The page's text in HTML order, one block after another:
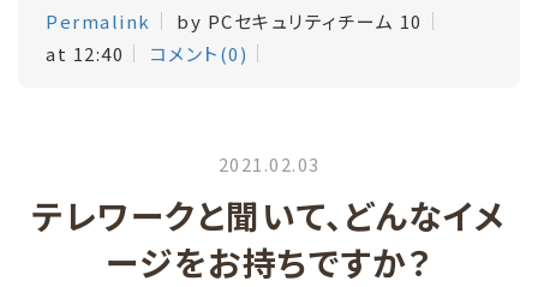
Permalink
by PCセキュリティチーム 10
at 12:40
コメント(0)
2021.02.03
テレワークと聞いて、どんなイメ
ージをお持ちですか？